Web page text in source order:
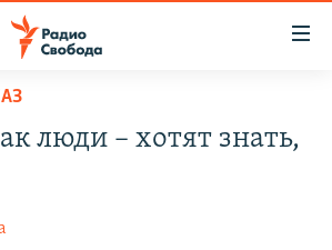
люди – хотят знать,